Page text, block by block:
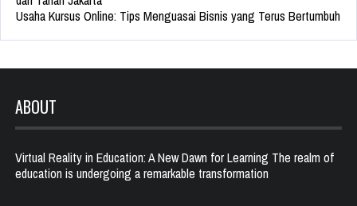
Usaha Kursus Online: Tips Menguasai Bisnis yang Terus Bertumbuh
ABOUT
Virtual Reality in Education: A New Dawn for Learning The realm of
education is undergoing a remarkable transformation